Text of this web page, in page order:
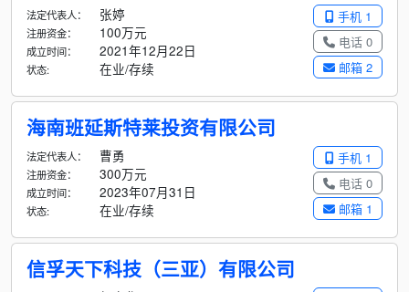
手机 1
电话 0
邮箱 2
法定代表人： 张婷
注册资金： 100万元
成立时间： 2021年12月22日
状态: 在业/存续
海南班延斯特莱投资有限公司
手机 1
电话 0
邮箱 1
法定代表人： 曹勇
注册资金： 300万元
成立时间： 2023年07月31日
状态: 在业/存续
信孚天下科技（三亚）有限公司